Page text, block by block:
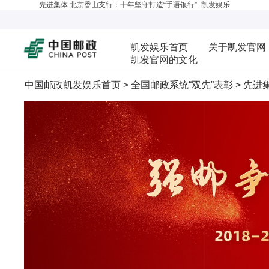
先进集体 北京香山支行：十年坚守打造“手语银行” -凯发娱乐
凯发娱乐首页
关于凯发官网
凯发官网的文化
中国邮政凯发娱乐首页> 全国邮政系统“双先”表彰> 先进